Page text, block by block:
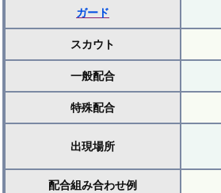
ガード
スカウト
一般配合
特殊配合
出現場所
配合組み合わせ例